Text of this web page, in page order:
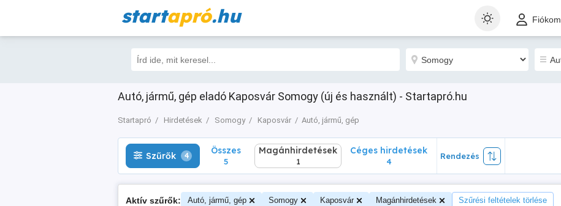
startapró.hu Fiókom
Autó, jármű, gép eladó Kaposvár Somogy (új és használt) - Startapró.hu
Startapró Hirdetések Somogy Kaposvár Autó, jármű, gép
Szűrők 4 Összes
5
Szűrők 4 Összes
5
Magánhirdetések
1
Céges hirdetések
4
Rendezés
Aktív szűrők: Autó, jármű, gép Somogy Kaposvár Magánhirdetések Szűrési feltételek törlése